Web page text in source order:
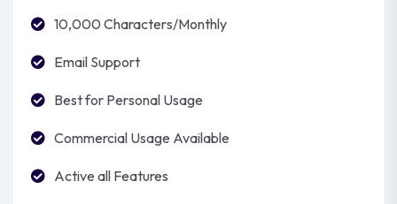
10,000 Characters/Monthly
Email Support
Best for Personal Usage
Commercial Usage Available
Active all Features